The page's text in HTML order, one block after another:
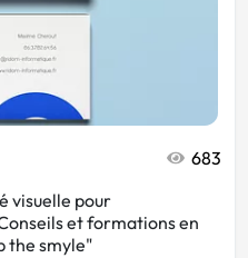
683
visuelle pour
et formations en
the smyle"